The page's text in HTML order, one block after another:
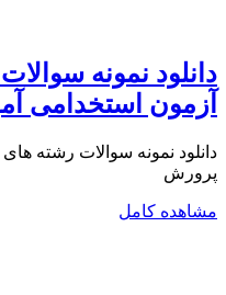
دانلود نمونه
آزمون استخدامی
دانلود نمونه سوالات رشته
پرورش
مشاهده کامل